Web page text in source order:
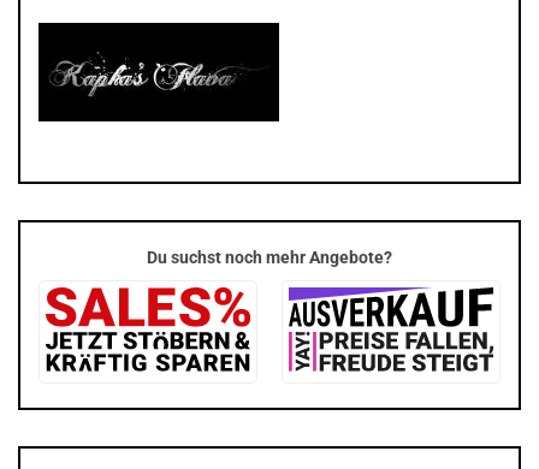
Du suchst noch mehr Angebote?